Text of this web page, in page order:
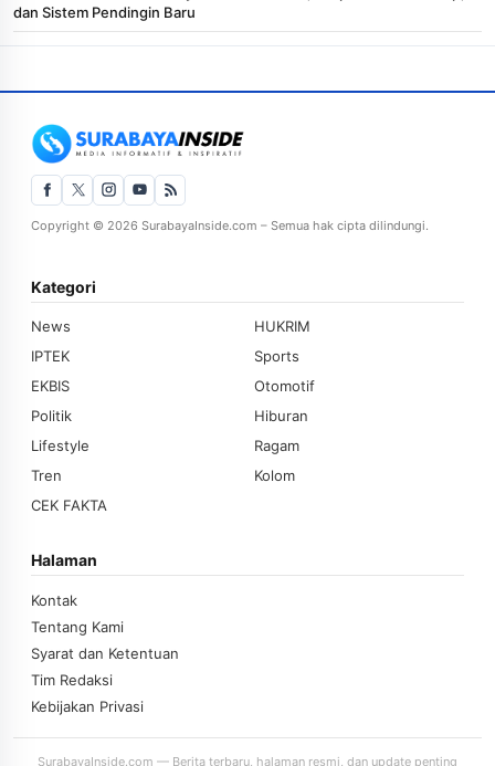
dan Sistem Pendingin Baru
Copyright © 2026 SurabayaInside.com – Semua hak cipta dilindungi.
Kategori
News
HUKRIM
IPTEK
Sports
EKBIS
Otomotif
Politik
Hiburan
Lifestyle
Ragam
Tren
Kolom
CEK FAKTA
Halaman
Kontak
Tentang Kami
Syarat dan Ketentuan
Tim Redaksi
Kebijakan Privasi
SurabayaInside.com — Berita terbaru, halaman resmi, dan update penting